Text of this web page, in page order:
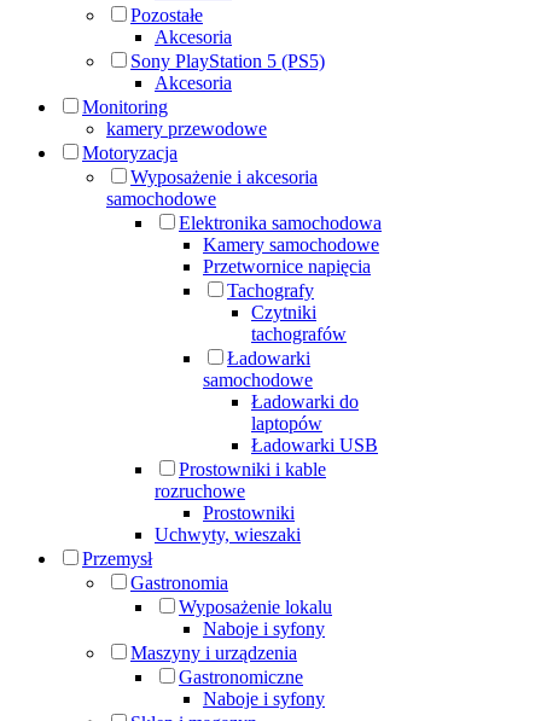
Pozostałe
Akcesoria
Sony PlayStation 5 (PS5)
Akcesoria
Monitoring
kamery przewodowe
Motoryzacja
Wyposażenie i akcesoria
samochodowe
Elektronika samochodowa
Kamery samochodowe
Przetwornice napięcia
Tachografy
Czytniki
tachografów
Ładowarki
samochodowe
Ładowarki do
laptopów
Ładowarki USB
Prostowniki i kable
rozruchowe
Prostowniki
Uchwyty, wieszaki
Przemysł
Gastronomia
Wyposażenie lokalu
Naboje i syfony
Maszyny i urządzenia
Gastronomiczne
Naboje i syfony